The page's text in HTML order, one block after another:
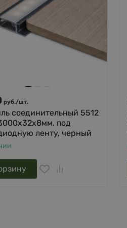
руб./шт.
соединительный 5512
под
ленту, черный